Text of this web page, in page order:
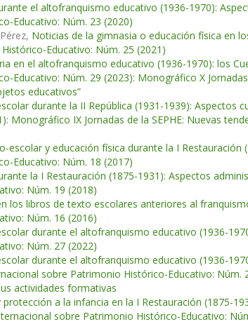
el altofranquismo educativo (1936-1970):
Educativo: Núm. 23 (2020)
Noticias de la gimnasia o educación física en
Educativo: Núm. 25 (2021)
en el altofranquismo educativo (1936-1970): los
Educativo: Núm. 29 (2023): Monográfico X
educativos”
durante la II República (1931-1939): Aspectos
Monográfico IX Jornadas de la SEPHE: Nuevas
escolar y educación física durante la I Restauración
Educativo: Núm. 18 (2017)
la I Restauración (1875-1931): Aspectos
Núm. 19 (2018)
los libros de texto escolares anteriores al
Núm. 16 (2016)
durante el altofranquismo educativo (1936-
Núm. 27 (2022)
durante el altofranquismo educativo (1936-
sobre Patrimonio Histórico-Educativo:
actividades formativas
protección a la infancia en la I Restauración (1875-
sobre Patrimonio Histórico-Educativo: